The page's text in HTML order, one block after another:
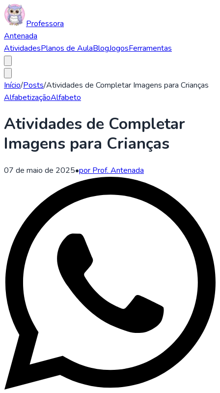
Professora
Antenada
AtividadesPlanos de AulaBlogJogosFerramentas
Início/Posts/Atividades de Completar Imagens para Crianças
AlfabetizaçãoAlfabeto
Atividades de Completar
Imagens para Crianças
07 de maio de 2025•por Prof. Antenada